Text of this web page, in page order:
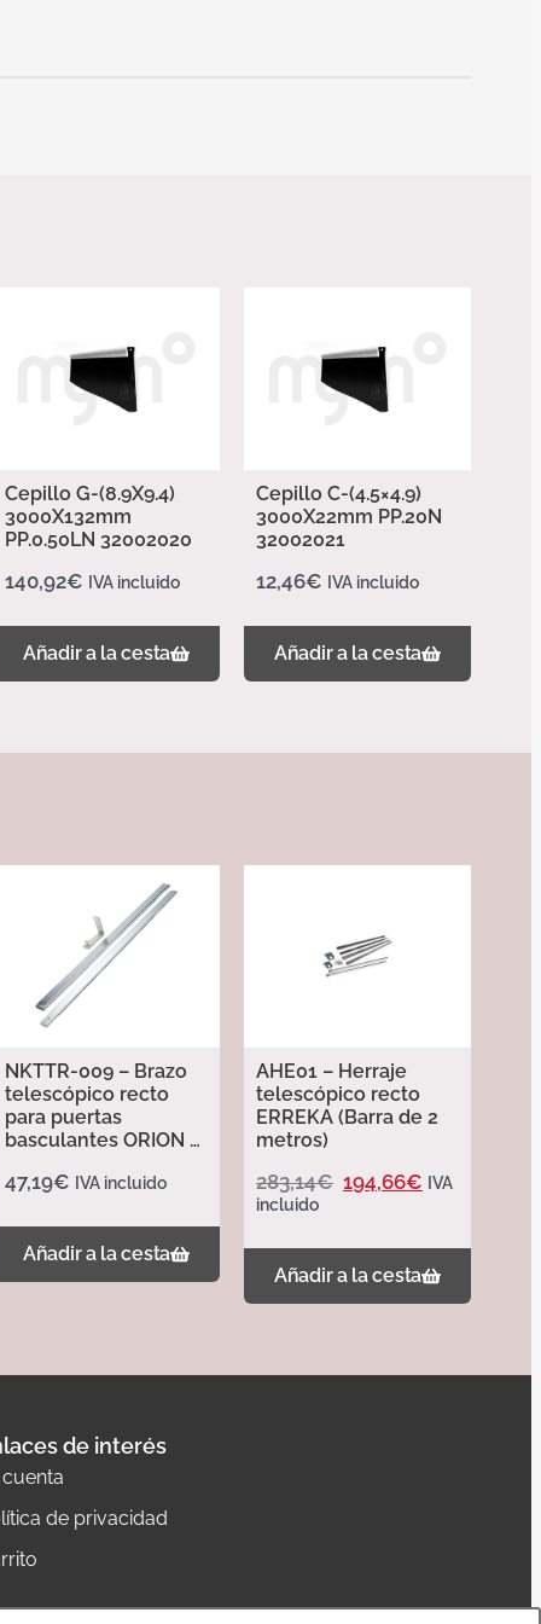
Cepillo G-(8.9X9.4)
3000X132mm
PP.0.50LN 32002020
140,92€ IVA incluido
Añadir a la cesta
Cepillo C-(4.5×4.9)
3000X22mm PP.20N
32002021
12,46€ IVA incluido
Añadir a la cesta
NKTTR-009 – Brazo
telescópico recto
para puertas
basculantes ORION –
47,19€ IVA incluido
Añadir a la cesta
AHE01 – Herraje
telescópico recto
ERREKA (Barra de 2
metros)
283,14€ 194,66€ IVA
incluido
Añadir a la cesta
de interés
cuenta
de privacidad